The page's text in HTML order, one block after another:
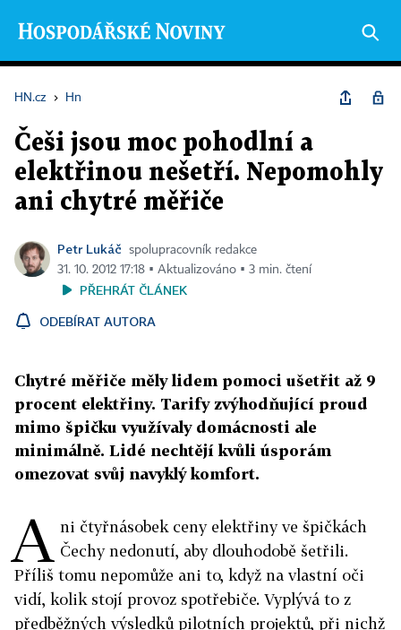
HN.cz › Hn
Češi jsou moc pohodlní a
elektřinou nešetří. Nepomohly
ani chytré měřiče
Petr Lukáč
spolupracovník redakce
31. 10. 2012 17:18 ▪ Aktualizováno ▪ 3 min. čtení
PŘEHRÁT ČLÁNEK
ODEBÍRAT AUTORA
Chytré měřiče měly lidem pomoci ušetřit až 9
procent elektřiny. Tarify zvýhodňující proud
mimo špičku využívaly domácnosti ale
minimálně. Lidé nechtějí kvůli úsporám
omezovat svůj navyklý komfort.
A ni čtyřnásobek ceny elektřiny ve špičkách
Čechy nedonutí, aby dlouhodobě šetřili.
Příliš tomu nepomůže ani to, když na vlastní oči
vidí, kolik stojí provoz spotřebiče. Vyplývá to z
předběžných výsledků pilotních projektů, při nichž